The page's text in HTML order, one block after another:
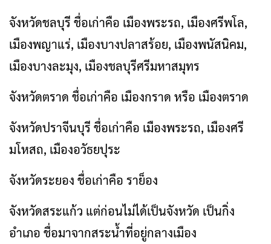
จังหวัดชลบุรี ชื่อเก่าคือ เมืองพระรถ, เมืองศรีพโล,
เมืองพญาแร่, เมืองบางปลาสร้อย, เมืองพนัสนิคม,
เมืองบางละมุง, เมืองชลบุรีศรีมหาสมุทร
จังหวัดตราด ชื่อเก่าคือ เมืองกราด หรือ เมืองตราด
จังหวัดปราจีนบุรี ชื่อเก่าคือ เมืองพระรถ, เมืองศรี
มโหสถ, เมืองอวัธยปุระ
จังหวัดระยอง ชื่อเก่าคือ ราย็อง
จังหวัดสระแก้ว แต่ก่อนไม่ได้เป็นจังหวัด เป็นกิ่ง
อำเภอ ชื่อมาจากสระน้ำที่อยู่กลางเมือง